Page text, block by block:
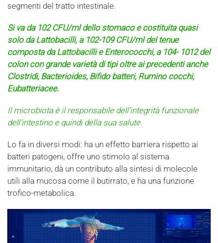
segmenti del tratto intestinale.
Si va da 102 CFU/ml dello stomaco e costituita quasi
solo da Lattobacilli, a 102-109 CFU/ml del tenue
composta da Lattobacilli e Enterococchi, a 104- 1012 del
colon con grande varietà di tipi oltre ai precedenti anche
Clostridi, Bacterioides, Bifido batteri, Rumino cocchi,
Eubatteriacee.
Il microbiota è il responsabile dell’integrità funzionale
dell’intestino e quindi della sua salute.
Lo fa in diversi modi: ha un effetto barriera rispetto ai
batteri patogeni, offre uno stimolo al sistema
immunitario, dà un contributo alla sintesi di molecole
utili alla mucosa come il butirrato, e ha una funzione
trofico-metabolica.